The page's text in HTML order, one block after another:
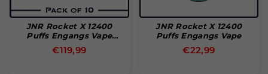
JNR Rocket X 12400
Puffs Engangs Vape
(æske Med 10 Stk)
Normal
€119,99
JNR Rocket X 12400
Puffs Engangs Vape
Normal
€22,99